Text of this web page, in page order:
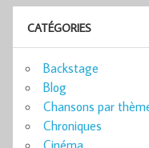
CATÉGORIES
Backstage
Blog
Chansons par
Chroniques